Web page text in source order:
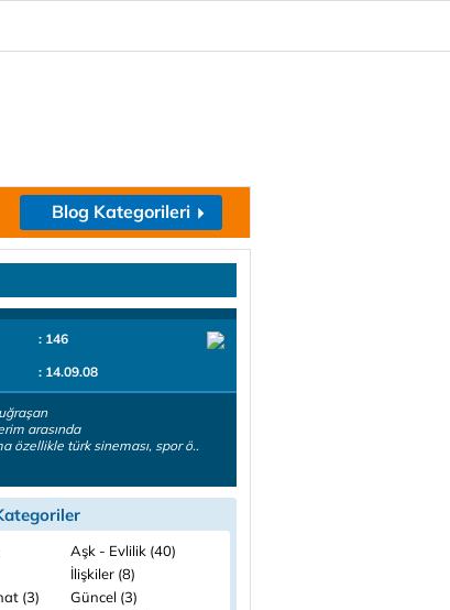
Blog Kategorileri
: 146
: 14.09.08
arasında
özellikle türk sineması, spor ö..
Aşk - Evlilik (40)
İlişkiler (8)
(3)
Güncel (3)